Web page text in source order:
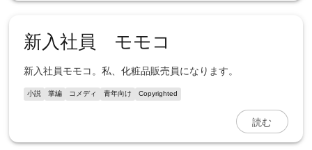
新入社員 モモコ
新入社員モモコ。私、化粧品販売員になります。
小説 掌編 コメディ 青年向け Copyrighted
読む